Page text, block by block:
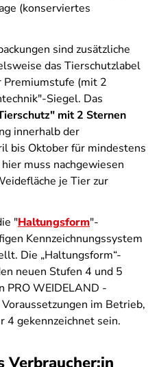
(konserviertes
sind zusätzliche
das Tierschutzlabel
Premiumstufe (mit 2
Siegel. Das
mit 2 Sternen
innerhalb der
bis Oktober für mindestens
muss nachgewiesen
je Tier zur
"Haltungsform"-
Kennzeichnungssystem
Die „Haltungsform“-
neuen Stufen 4 und 5
PRO WEIDELAND -
im Betrieb,
4 gekennzeichnet sein.
Verbraucher:in